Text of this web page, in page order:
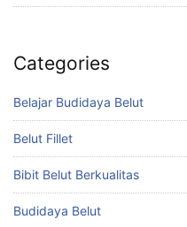
Categories
Belajar Budidaya Belut
Belut Fillet
Bibit Belut Berkualitas
Budidaya Belut